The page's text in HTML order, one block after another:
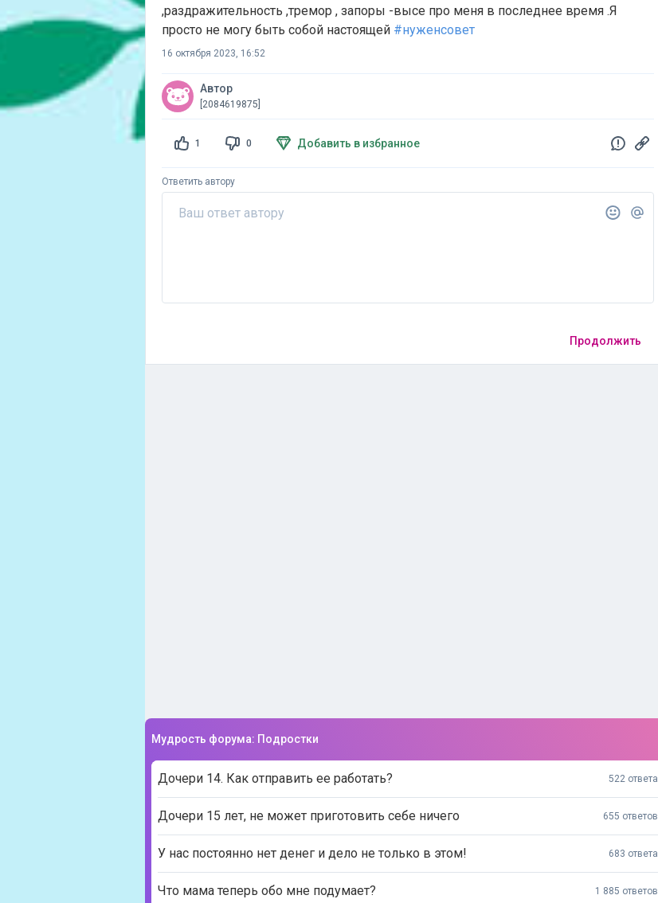
,раздражительность ,тремор , запоры -высе про меня в последнее время .Я
просто не могу быть собой настоящей #нуженсовет
16 октября 2023, 16:52
Автор
[2084619875]
1 0 Добавить в избранное
Ответить автору
Продолжить
Мудрость форума: Подростки
Дочери 14. Как отправить ее работать? 522 ответа
Дочери 15 лет, не может приготовить себе ничего 655 ответов
У нас постоянно нет денег и дело не только в этом! 683 ответа
Что мама теперь обо мне подумает? 1 885 ответов